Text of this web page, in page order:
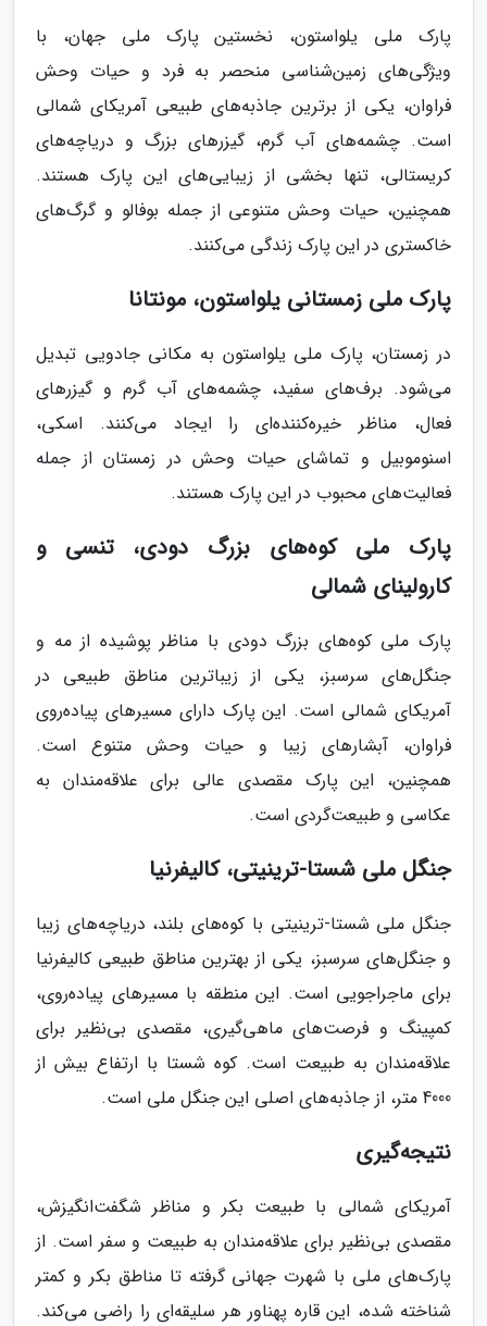
پارک ملی یلواستون، نخستین پارک ملی جهان، با
ویژگی‌های زمین‌شناسی منحصر به فرد و حیات وحش
فراوان، یکی از برترین جاذبه‌های طبیعی آمریکای شمالی
است. چشمه‌های آب گرم، گیزرهای بزرگ و دریاچه‌های
کریستالی، تنها بخشی از زیبایی‌های این پارک هستند.
همچنین، حیات وحش متنوعی از جمله بوفالو و گرگ‌های
خاکستری در این پارک زندگی می‌کنند.
پارک ملی زمستانی یلواستون، مونتانا
در زمستان، پارک ملی یلواستون به مکانی جادویی تبدیل
می‌شود. برف‌های سفید، چشمه‌های آب گرم و گیزرهای
فعال، مناظر خیره‌کننده‌ای را ایجاد می‌کنند. اسکی،
اسنوموبیل و تماشای حیات وحش در زمستان از جمله
فعالیت‌های محبوب در این پارک هستند.
پارک ملی کوه‌های بزرگ دودی، تنسی و
کارولینای شمالی
پارک ملی کوه‌های بزرگ دودی با مناظر پوشیده از مه و
جنگل‌های سرسبز، یکی از زیباترین مناطق طبیعی در
آمریکای شمالی است. این پارک دارای مسیرهای پیاده‌روی
فراوان، آبشارهای زیبا و حیات وحش متنوع است.
همچنین، این پارک مقصدی عالی برای علاقه‌مندان به
عکاسی و طبیعت‌گردی است.
جنگل ملی شستا-ترینیتی، کالیفرنیا
جنگل ملی شستا-ترینیتی با کوه‌های بلند، دریاچه‌های زیبا
و جنگل‌های سرسبز، یکی از بهترین مناطق طبیعی کالیفرنیا
برای ماجراجویی است. این منطقه با مسیرهای پیاده‌روی،
کمپینگ و فرصت‌های ماهی‌گیری، مقصدی بی‌نظیر برای
علاقه‌مندان به طبیعت است. کوه شستا با ارتفاع بیش از
4000 متر، از جاذبه‌های اصلی این جنگل ملی است.
نتیجه‌گیری
آمریکای شمالی با طبیعت بکر و مناظر شگفت‌انگیزش،
مقصدی بی‌نظیر برای علاقه‌مندان به طبیعت و سفر است. از
پارک‌های ملی با شهرت جهانی گرفته تا مناطق بکر و کمتر
شناخته شده، این قاره پهناور هر سلیقه‌ای را راضی می‌کند.